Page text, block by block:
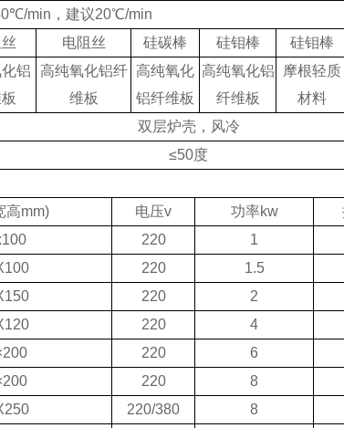
min，建议20℃/min
电阻丝 硅碳棒 硅钼棒 硅钼棒
铝
高纯氧化铝纤
维板
高纯氧化
铝纤维板
高纯氧化铝
纤维板
摩根轻质
材料
双层炉壳，风冷
≤50度
高mm) 电压v 功率kw
220 1
220 1.5
220 2
220 4
220 6
220 8
220/380 8